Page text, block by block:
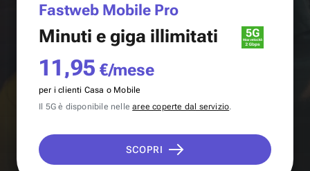
Fastweb Mobile Pro
Minuti e giga illimitati
11,95 €/mese
per i clienti Casa o Mobile
Il 5G è disponibile nellearee coperte dal servizio.
SCOPRI